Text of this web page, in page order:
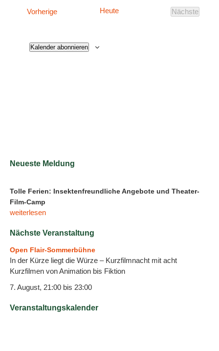
VorherigeVeranstaltungenHeute
Nächste
Kalender abonnieren
Neueste Meldung
Tolle Ferien: Insektenfreundliche Angebote und Theater-
Film-Camp
weiterlesen
Nächste Veranstaltung
Open Flair-Sommerbühne
In der Kürze liegt die Würze – Kurzfilmnacht mit acht
Kurzfilmen von Animation bis Fiktion
7. August, 21:00 bis 23:00
Veranstaltungskalender